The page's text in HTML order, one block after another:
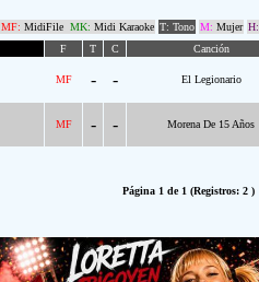
MF: MidiFile MK: Midi Karaoke T: Tono M: Mujer H:
F T C Canción
MF - - El Legionario
MF - - Morena De 15 Años
Página 1 de 1 (Registros: 2 )